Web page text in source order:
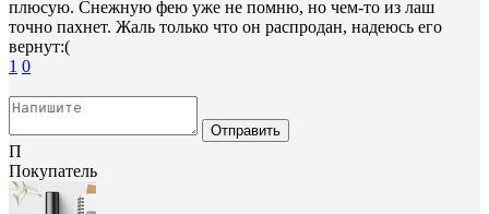
плюсую. Снежную фею уже не помню, но чем-то из лаш
точно пахнет. Жаль только что он распродан, надеюсь его
вернут:(
1 0
Отправить
П
Покупатель